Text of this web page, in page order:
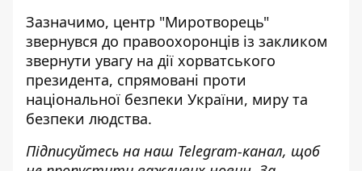
Зазначимо, центр "Миротворець"
звернувся до правоохоронців із закликом
звернути увагу на дії хорватського
президента, спрямовані проти
національної безпеки України, миру та
безпеки людства.
Підписуйтесь на наш Telegram-канал, щоб